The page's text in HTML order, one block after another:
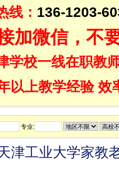
线： 136-1203-
加微信，不
学校一线在职教
以上教学经验 效
专业:
津工业大学家教